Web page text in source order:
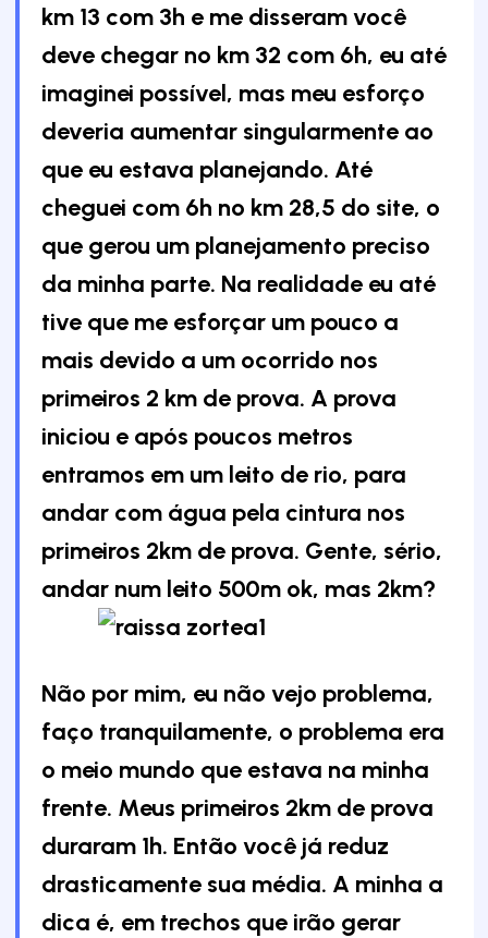
km 13 com 3h e me disseram você
deve chegar no km 32 com 6h, eu até
imaginei possível, mas meu esforço
deveria aumentar singularmente ao
que eu estava planejando. Até
cheguei com 6h no km 28,5 do site, o
que gerou um planejamento preciso
da minha parte. Na realidade eu até
tive que me esforçar um pouco a
mais devido a um ocorrido nos
primeiros 2 km de prova. A prova
iniciou e após poucos metros
entramos em um leito de rio, para
andar com água pela cintura nos
primeiros 2km de prova. Gente, sério,
andar num leito 500m ok, mas 2km?
Não por mim, eu não vejo problema,
faço tranquilamente, o problema era
o meio mundo que estava na minha
frente. Meus primeiros 2km de prova
duraram 1h. Então você já reduz
drasticamente sua média. A minha a
dica é, em trechos que irão gerar